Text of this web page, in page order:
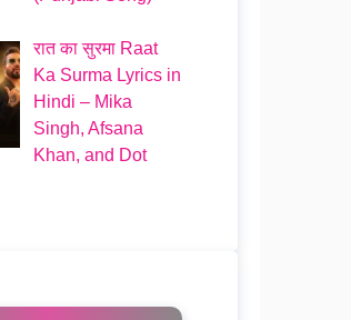
रात का सुरमा Raat
Ka Surma Lyrics in
Hindi – Mika
Singh, Afsana
Khan, and Dot